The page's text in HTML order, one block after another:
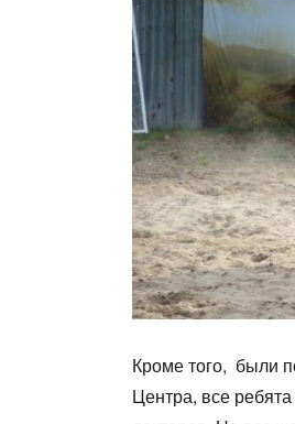
Кроме того, были
Центра, все